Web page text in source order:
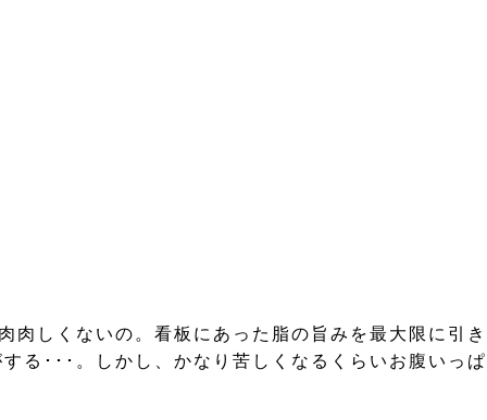
しくないの。看板にあった脂の旨みを最大限に引き
る･･･。しかし、かなり苦しくなるくらいお腹いっぱ